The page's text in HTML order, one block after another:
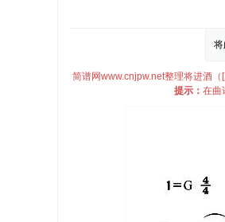
将
简谱网www.cnjpw.net整理将进酒
提示： 在曲